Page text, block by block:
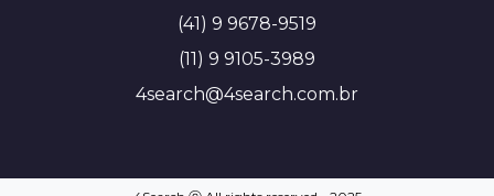
(41) 9 9678-9519
(11) 9 9105-3989
4search@4search.com.br